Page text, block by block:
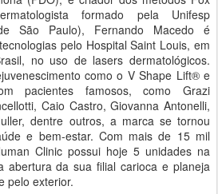
formado pela Unifesp
São Paulo), Fernando Macedo é
pelo Hospital Saint Louis, em
no uso de lasers dermatológicos.
como o V Shape Lift® e
pacientes famosos, como Grazi
Caio Castro, Giovanna Antonelli,
dentre outros, a marca se tornou
e bem-estar. Com mais de 15 mil
Clinic possui hoje 5 unidades na
abertura da sua filial carioca e planeja
pelo exterior.